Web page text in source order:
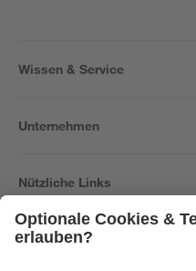
Wissen & Service
Unternehmen
Nützliche Links